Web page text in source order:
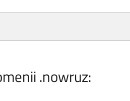
.nowruz: